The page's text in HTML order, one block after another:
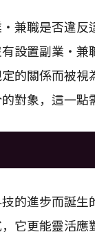
兼職是否違反
設置副業・兼
的關係而被視
對象，這一點
的進步而誕生
它更能靈活應